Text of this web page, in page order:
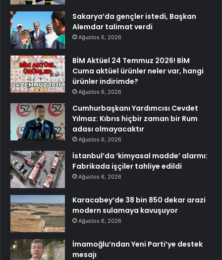
Sakarya’da gençler istedi, Başkan
Alemdar talimat verdi
Ağustos 6, 2026
BİM Aktüel 24 Temmuz 2026! BİM
Cuma aktüel ürünler neler var, hangi
ürünler indirimde?
Ağustos 6, 2026
Cumhurbaşkanı Yardımcısı Cevdet
Yılmaz: Kıbrıs hiçbir zaman bir Rum
adası olmayacaktır
Ağustos 6, 2026
İstanbul’da ‘kimyasal madde’ alarmı:
Fabrikada işçiler tahliye edildi
Ağustos 6, 2026
Karacabey’de 38 bin 850 dekar arazi
modern sulamaya kavuşuyor
Ağustos 6, 2026
İmamoğlu’ndan Yeni Parti’ye destek
mesajı